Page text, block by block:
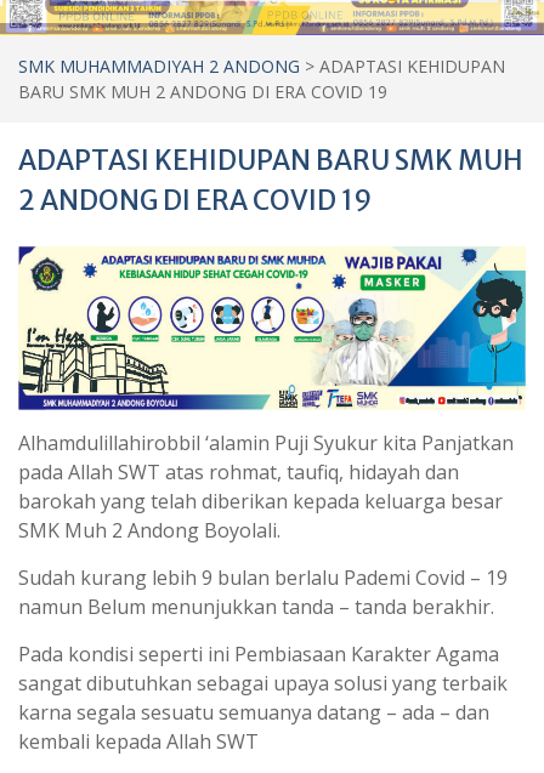
SMK MUHAMMADIYAH 2 ANDONG > ADAPTASI KEHIDUPAN
BARU SMK MUH 2 ANDONG DI ERA COVID 19
ADAPTASI KEHIDUPAN BARU SMK MUH
2 ANDONG DI ERA COVID 19
Alhamdulillahirobbil ‘alamin Puji Syukur kita Panjatkan
pada Allah SWT atas rohmat, taufiq, hidayah dan
barokah yang telah diberikan kepada keluarga besar
SMK Muh 2 Andong Boyolali.
Sudah kurang lebih 9 bulan berlalu Pademi Covid – 19
namun Belum menunjukkan tanda – tanda berakhir.
Pada kondisi seperti ini Pembiasaan Karakter Agama
sangat dibutuhkan sebagai upaya solusi yang terbaik
karna segala sesuatu semuanya datang – ada – dan
kembali kepada Allah SWT